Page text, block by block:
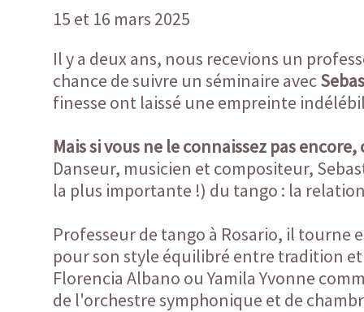
15 et 16 mars 2025
Il y a deux ans, nous recevions un
chance de suivre un séminaire avec
finesse ont laissé une empreinte
Mais si vous ne le connaissez pas
Danseur, musicien et compositeur,
la plus importante !) du tango : la
Professeur de tango à Rosario, il tourne
pour son style équilibré entre tradition
Florencia Albano ou Yamila Yvonne
de l'orchestre symphonique et de